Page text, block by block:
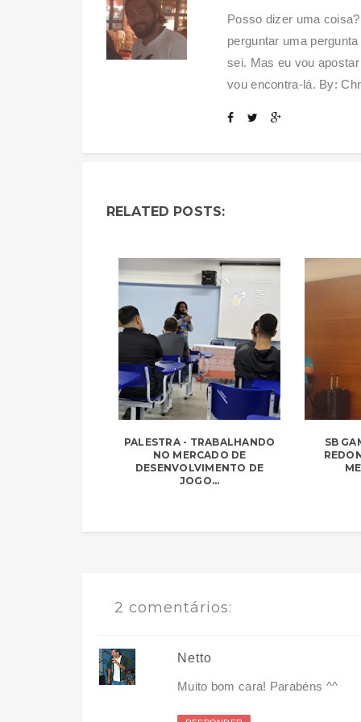
Posso dizer uma
perguntar uma
sei. Mas eu vou
vou encontra-lá. By:
RELATED POSTS:
PALESTRA - TRABALHANDO
NO MERCADO DE
DESENVOLVIMENTO DE
JOGO...
SB
2 comentários:
Netto
Muito bom cara! Parabéns ^^